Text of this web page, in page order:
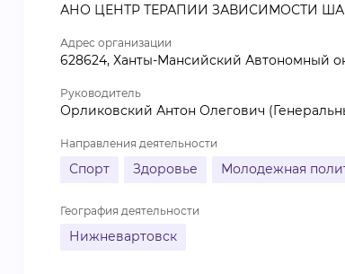
АНО ЦЕНТР ТЕРАПИИ ЗАВИСИМОСТИ
Адрес организации
628624, Ханты-Мансийский Автономный
Руководитель
Орликовский Антон Олегович
Направления деятельности
Спорт Здоровье Молодежная
География деятельности
Нижневартовск